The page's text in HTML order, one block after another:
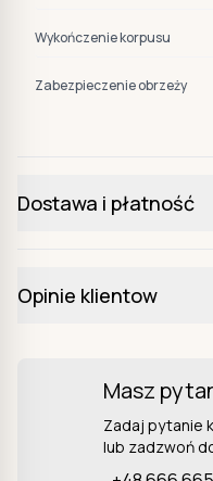
Wykończenie korpusu
Zabezpieczenie obrzeży
Dostawa i płatność
Opinie klientow
Masz
Zadaj pytanie
lub zadzwoń